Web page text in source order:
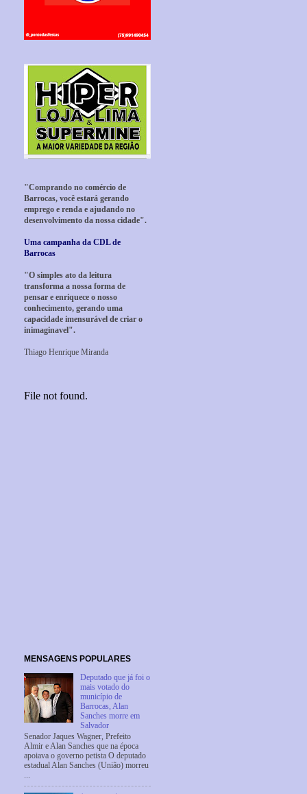
"Comprando no comércio de
Barrocas, você estará gerando
emprego e renda e ajudando no
desenvolvimento da nossa cidade".
Uma campanha da CDL de
Barrocas
"O simples ato da leitura
transforma a nossa forma de
pensar e enriquece o nosso
conhecimento, gerando uma
capacidade imensurável de criar o
inimaginavel".
Thiago Henrique Miranda
MENSAGENS POPULARES
Deputado que já foi o
mais votado do
município de
Barrocas, Alan
Sanches morre em
Salvador
Senador Jaques Wagner, Prefeito
Almir e Alan Sanches que na época
apoiava o governo petista O deputado
estadual Alan Sanches (União) morreu
...